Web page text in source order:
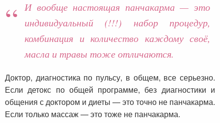
И вообще настоящая панчакарма — это
индивидуальный (!!!) набор процедур,
комбинация и количество каждому своё,
масла и травы тоже отличаются.
Доктор, диагностика по пульсу, в общем, все серьезно.
Если детокс по общей программе, без диагностики и
общения с доктором и диеты — это точно не панчакарма.
Если только массаж — это тоже не панчакарма.